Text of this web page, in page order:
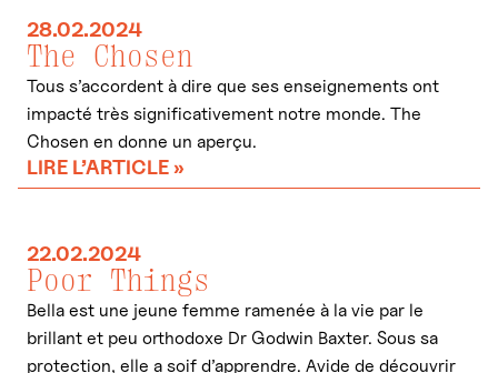
28.02.2024
The Chosen
Tous s’accordent à dire que ses enseignements ont
impacté très significativement notre monde. The
Chosen en donne un aperçu.
LIRE L’ARTICLE »
22.02.2024
Poor Things
Bella est une jeune femme ramenée à la vie par le
brillant et peu orthodoxe Dr Godwin Baxter. Sous sa
protection, elle a soif d’apprendre. Avide de découvrir